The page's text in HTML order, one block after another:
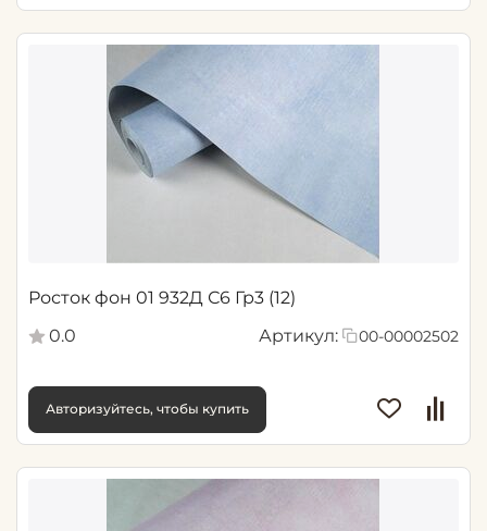
Росток фон 01 932Д С6 Гр3 (12)
0.0
Артикул: 00-00002502
Авторизуйтесь, чтобы купить